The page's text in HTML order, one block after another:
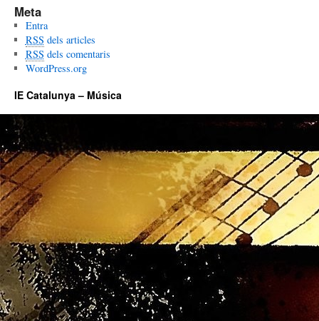
Meta
Entra
RSS dels articles
RSS dels comentaris
WordPress.org
IE Catalunya – Música